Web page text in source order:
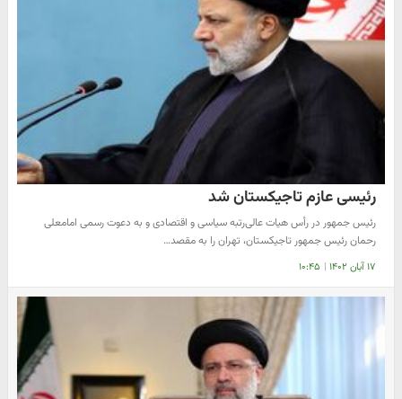
رئیسی عازم تاجیکستان شد
رئیس جمهور در رأس هیات عالی‌رتبه سیاسی و اقتصادی و به دعوت رسمی امامعلی
رحمان رئیس جمهور تاجیکستان، تهران را به مقصد…
۱۷ آبان ۱۴۰۲ | ۱۰:۴۵